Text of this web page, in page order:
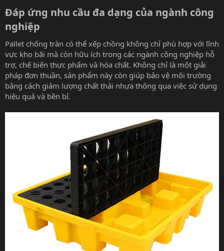
Đáp ứng nhu cầu đa dạng của ngành công
nghiệp​
Pallet chống tràn có thể xếp chồng không chỉ phù hợp với lĩnh
vực kho bãi mà còn hữu ích trong các ngành công nghiệp hỗ
trợ, chế biến thực phẩm và hóa chất. Không chỉ là một giải
pháp đơn thuần, sản phẩm này còn giúp bảo vệ môi trường
bằng cách giảm lượng chất thải nhựa thông qua việc sử dụng
hiệu quả và bền bỉ.